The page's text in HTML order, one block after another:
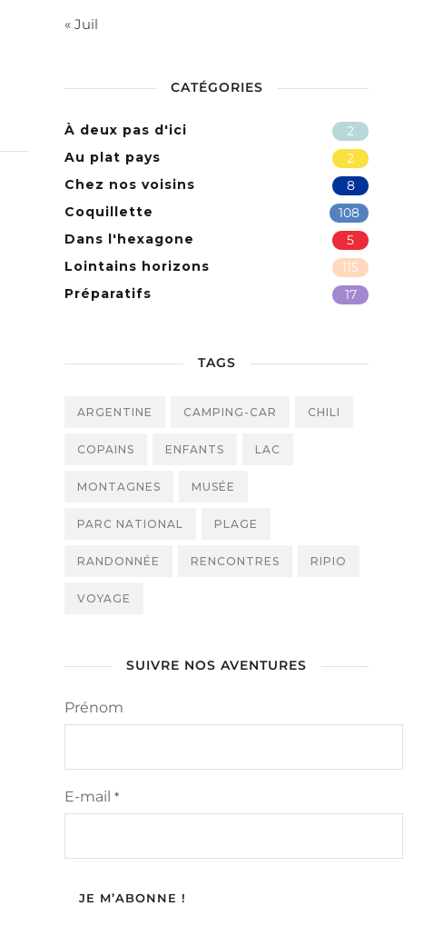
« Juil
CATÉGORIES
2
À deux pas d'ici
2
Au plat pays
8
Chez nos voisins
108
Coquillette
5
Dans l'hexagone
115
Lointains horizons
17
Préparatifs
TAGS
ARGENTINE CAMPING-CAR CHILI
COPAINS ENFANTS LAC
MONTAGNES MUSÉE
PARC NATIONAL PLAGE
RANDONNÉE RENCONTRES RIPIO
VOYAGE
SUIVRE NOS AVENTURES
Prénom
E-mail *